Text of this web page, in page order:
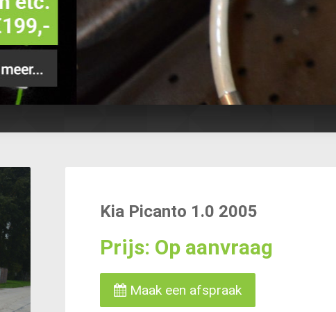
Kia Picanto 1.0 2005
Prijs: Op aanvraag
Maak een afspraak